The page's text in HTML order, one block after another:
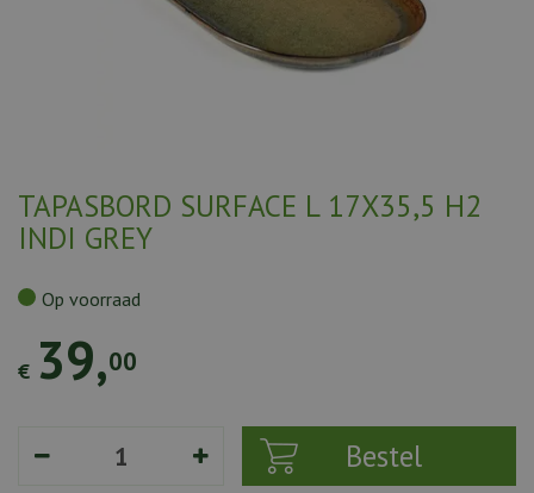
TAPASBORD SURFACE L 17X35,5 H2
INDI GREY
€ 39,00
Op voorraad